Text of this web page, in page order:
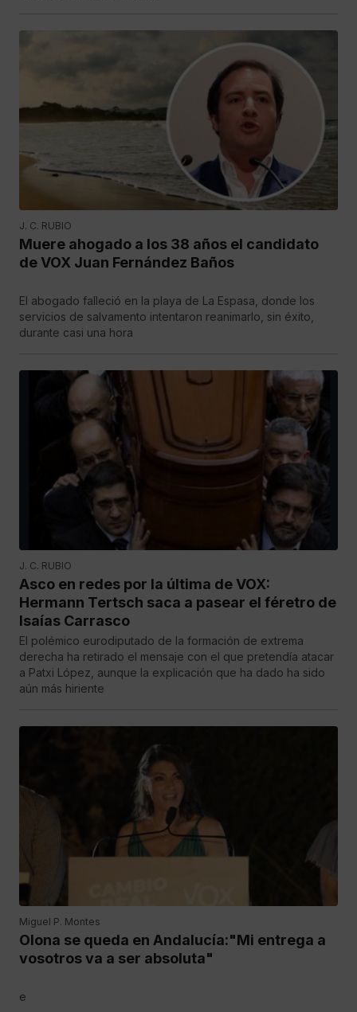
J. C. RUBIO
Muere ahogado a los 38 años el candidato
de VOX Juan Fernández Baños
El abogado falleció en la playa de La Espasa, donde los
servicios de salvamento intentaron reanimarlo, sin éxito,
durante casi una hora
J. C. RUBIO
Asco en redes por la última de VOX:
Hermann Tertsch saca a pasear el féretro de
Isaías Carrasco
El polémico eurodiputado de la formación de extrema
derecha ha retirado el mensaje con el que pretendía atacar
a Patxi López, aunque la explicación que ha dado ha sido
aún más hiriente
Miguel P. Montes
Olona se queda en Andalucía:"Mi entrega a
vosotros va a ser absoluta"
e